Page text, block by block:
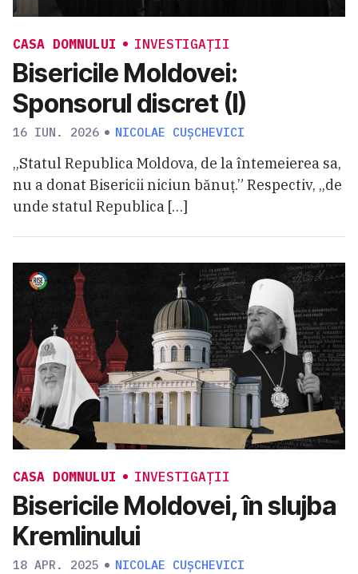
CASA DOMNULUI INVESTIGAȚII
Bisericile Moldovei:
Sponsorul discret (I)
16 IUN. 2026 NICOLAE CUȘCHEVICI
„Statul Republica Moldova, de la întemeierea sa,
nu a donat Bisericii niciun bănuț.” Respectiv, „de
unde statul Republica […]
CASA DOMNULUI INVESTIGAȚII
Bisericile Moldovei, în slujba
Kremlinului
18 APR. 2025 NICOLAE CUȘCHEVICI